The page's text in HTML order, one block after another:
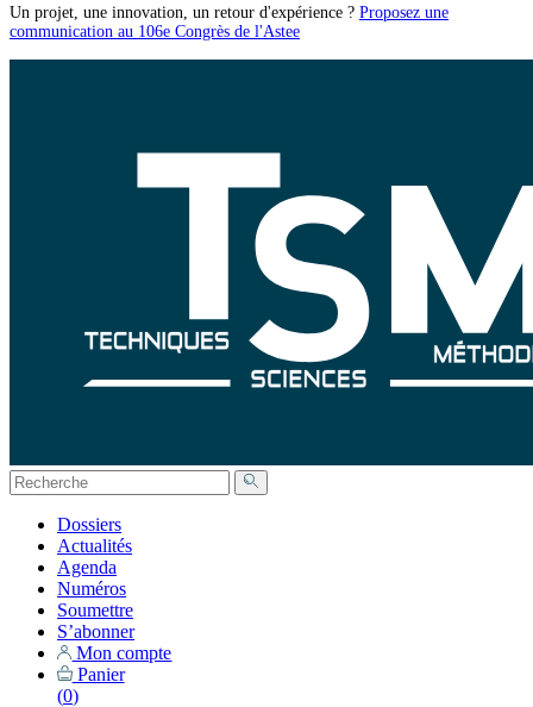
Un projet, une innovation, un retour d'expérience ? Proposez une
communication au 106e Congrès de l'Astee
Dossiers
Actualités
Agenda
Numéros
Soumettre
S’abonner
Mon compte
Panier
(0)